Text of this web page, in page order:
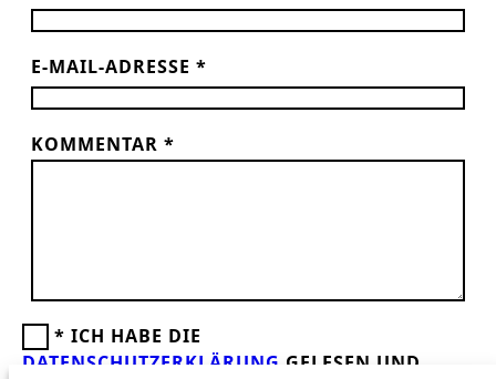
E-MAIL-ADRESSE *
KOMMENTAR *
* ICH HABE DIE
DATENSCHUTZERKLÄRUNG GELESEN UND